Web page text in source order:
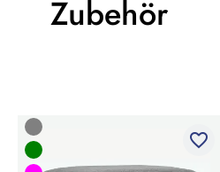
Zubehör
favorite_border